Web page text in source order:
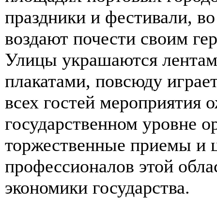
праздники и фестивали,
воздают почести своим
Улицы украшаются
плакатами, повсюду
всех гостей мероприятия
государственном уровне
торжественные приемы и
профессионалов этой
экономики государства.